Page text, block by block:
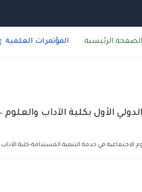
الصفحة الرئيسية المؤتمرات العلمية
الأول بكلية الآداب
الاجتماعية في خدمة التنمية المستدامة-كلية